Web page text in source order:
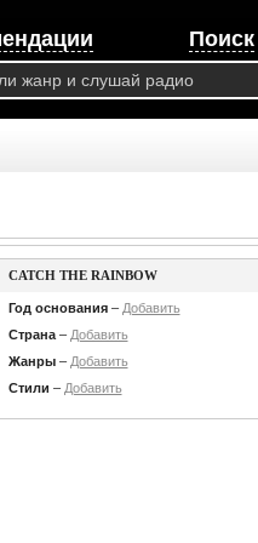
Поиск
CATCH THE RAINBOW
Год основания– Добавить
Страна– Добавить
Жанры– Добавить
Стили – Добавить